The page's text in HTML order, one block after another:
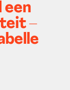
een
–